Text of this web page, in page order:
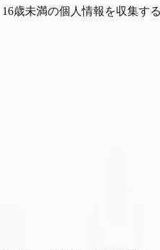
未満の個人情報を収集す